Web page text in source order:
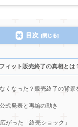
目次
ィット販売終了の真相とは
くなった？販売終了の背景
式発表と再編の動き
がった「終売ショック」